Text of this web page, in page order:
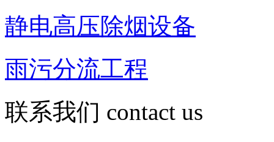
静电高压除烟设备
雨污分流工程
联系我们 contact us